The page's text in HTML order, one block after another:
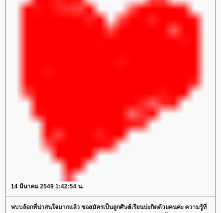
14 มีนาคม 2549 1:42:54 น.
พบบล้อกที่น่าสนใจมากแล้ว ขอสมัครเป็นลูกศิษย์เรียนปะกิตด้วยคนค่ะ ความรู้ที่